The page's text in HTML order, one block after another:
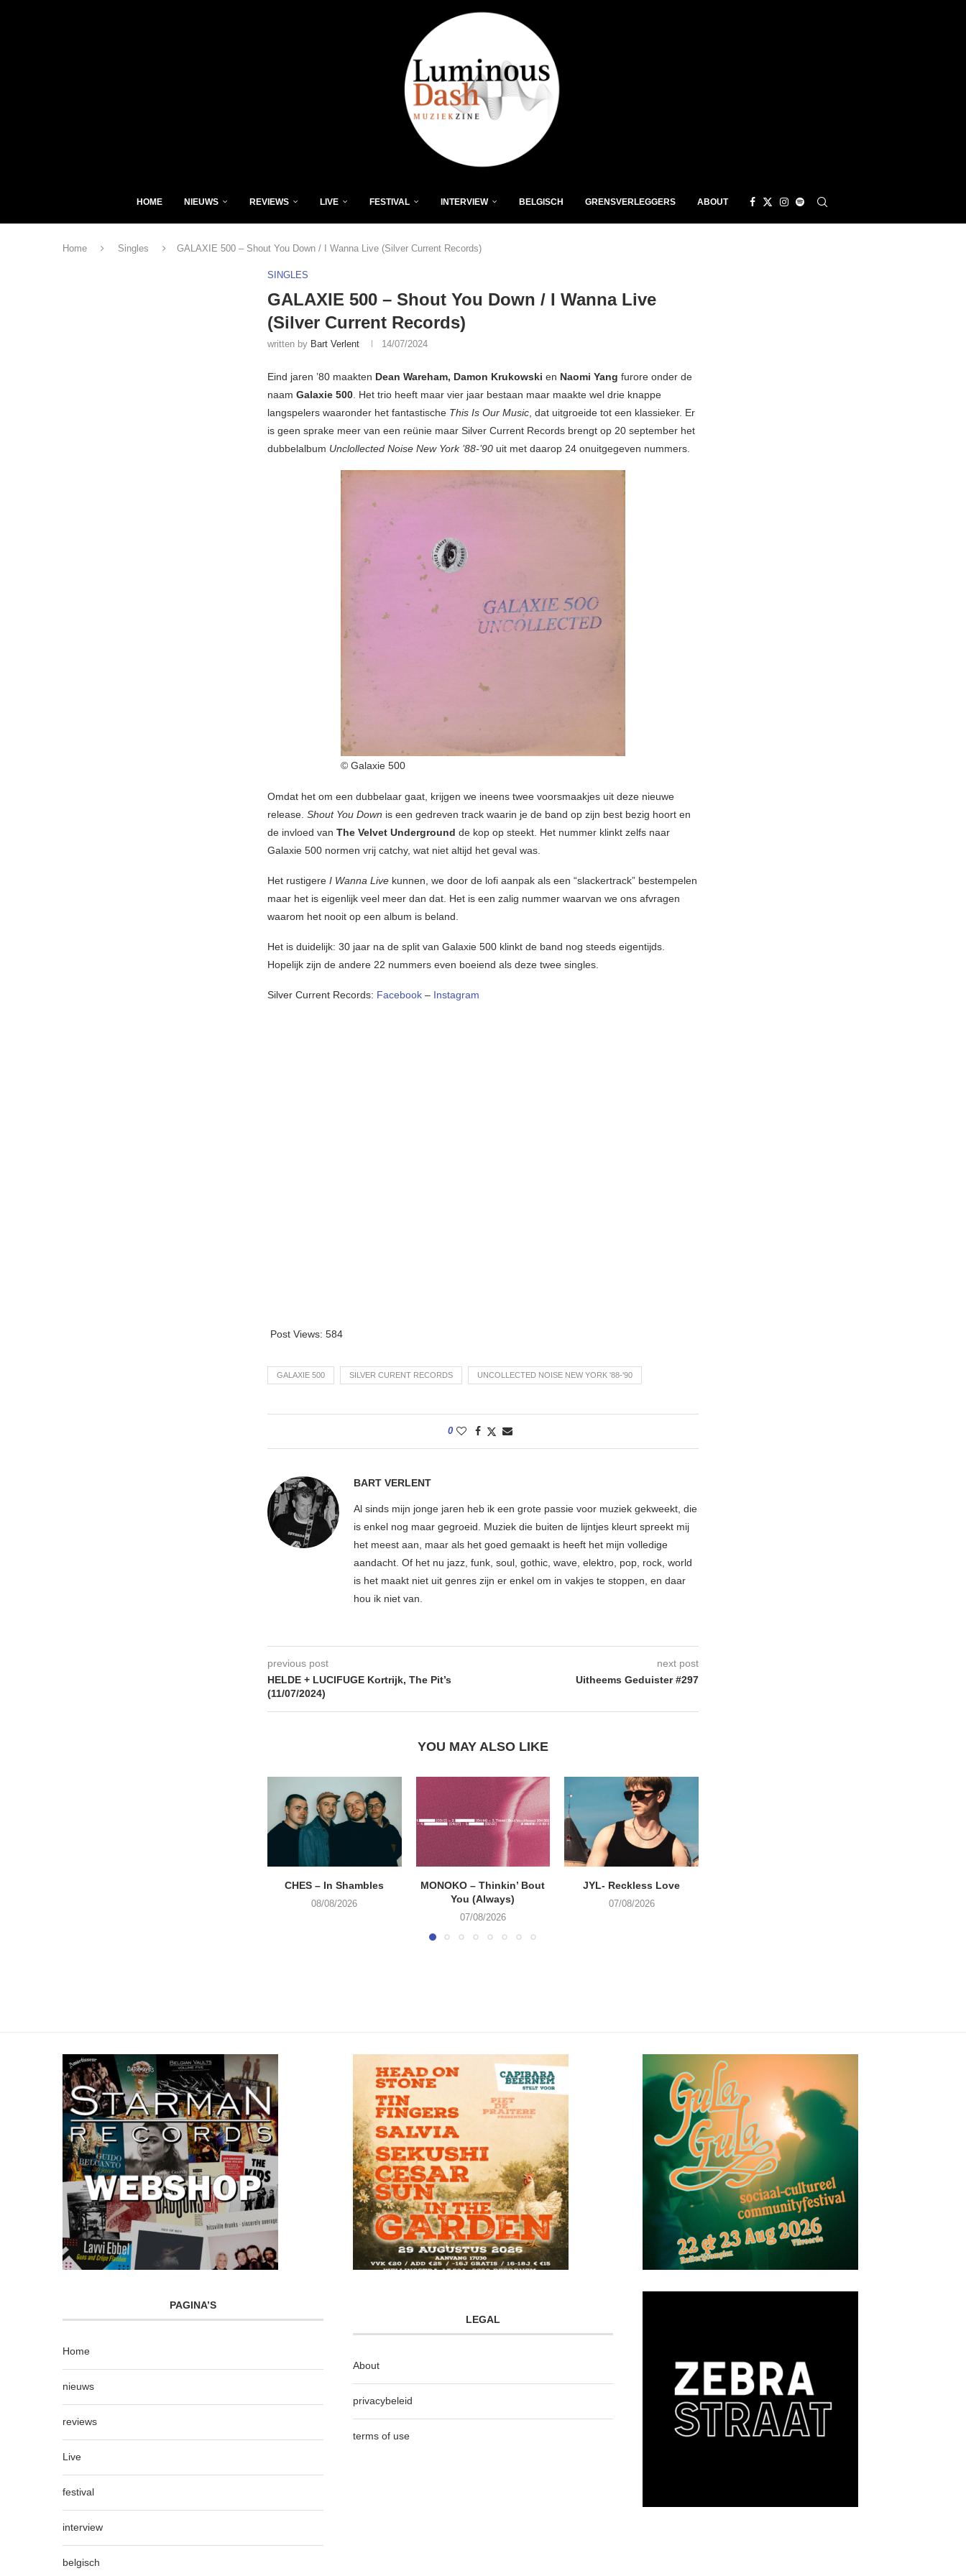
HOME NIEUWS REVIEWS LIVE FESTIVAL INTERVIEW BELGISCH GRENSVERLEGGERS ABOUT
Home Singles GALAXIE 500 – Shout You Down / I Wanna Live (Silver Current Records)
SINGLES
GALAXIE 500 – Shout You Down / I Wanna Live
(Silver Current Records)
written by Bart Verlent 14/07/2024
Eind jaren ’80 maakten Dean Wareham, Damon Krukowski en Naomi Yang furore onder de
naam Galaxie 500. Het trio heeft maar vier jaar bestaan maar maakte wel drie knappe
langspelers waaronder het fantastische This Is Our Music, dat uitgroeide tot een klassieker. Er
is geen sprake meer van een reünie maar Silver Current Records brengt op 20 september het
dubbelalbum Unclollected Noise New York ’88-’90 uit met daarop 24 onuitgegeven nummers.
© Galaxie 500
Omdat het om een dubbelaar gaat, krijgen we ineens twee voorsmaakjes uit deze nieuwe
release. Shout You Down is een gedreven track waarin je de band op zijn best bezig hoort en
de invloed van The Velvet Underground de kop op steekt. Het nummer klinkt zelfs naar
Galaxie 500 normen vrij catchy, wat niet altijd het geval was.
Het rustigere I Wanna Live kunnen, we door de lofi aanpak als een “slackertrack” bestempelen
maar het is eigenlijk veel meer dan dat. Het is een zalig nummer waarvan we ons afvragen
waarom het nooit op een album is beland.
Het is duidelijk: 30 jaar na de split van Galaxie 500 klinkt de band nog steeds eigentijds.
Hopelijk zijn de andere 22 nummers even boeiend als deze twee singles.
Silver Current Records: Facebook – Instagram
Post Views: 584
GALAXIE 500 SILVER CURENT RECORDS UNCOLLECTED NOISE NEW YORK '88-'90
0
BART VERLENT
Al sinds mijn jonge jaren heb ik een grote passie voor muziek gekweekt, die
is enkel nog maar gegroeid. Muziek die buiten de lijntjes kleurt spreekt mij
het meest aan, maar als het goed gemaakt is heeft het mijn volledige
aandacht. Of het nu jazz, funk, soul, gothic, wave, elektro, pop, rock, world
is het maakt niet uit genres zijn er enkel om in vakjes te stoppen, en daar
hou ik niet van.
previous post
HELDE + LUCIFUGE Kortrijk, The Pit’s
(11/07/2024)
next post
Uitheems Geduister #297
YOU MAY ALSO LIKE
CHES – In Shambles
08/08/2026
MONOKO – Thinkin’ Bout
You (Always)
07/08/2026
JYL- Reckless Love
07/08/2026
PAGINA’S
Home
nieuws
reviews
Live
festival
interview
belgisch
LEGAL
About
privacybeleid
terms of use